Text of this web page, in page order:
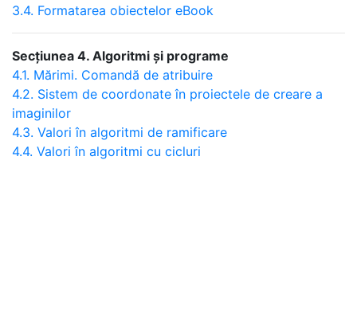
3.4. Formatarea obiectelor eBook
Secțiunea 4. Algoritmi și programe
4.1. Mărimi. Comandă de atribuire
4.2. Sistem de coordonate în proiectele de creare a
imaginilor
4.3. Valori în algoritmi de ramificare
4.4. Valori în algoritmi cu cicluri